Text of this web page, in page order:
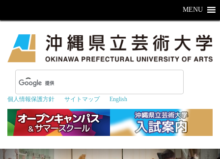
個人情報保護方針 サイトマップ English
MENU